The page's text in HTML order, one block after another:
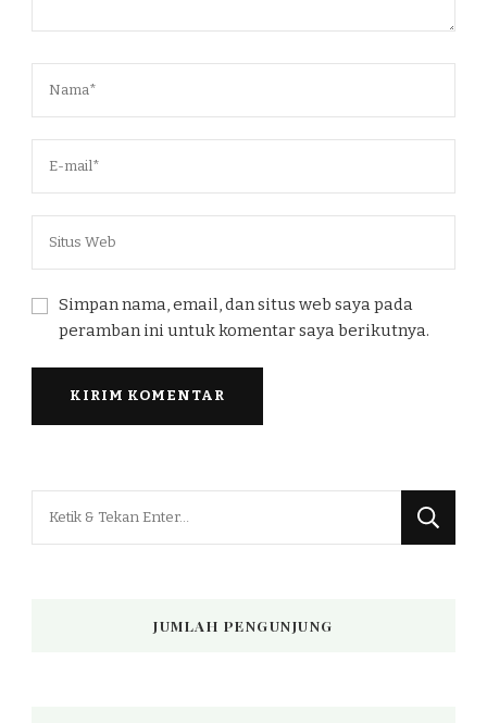
Simpan nama, email, dan situs web saya pada
peramban ini untuk komentar saya berikutnya.
JUMLAH PENGUNJUNG